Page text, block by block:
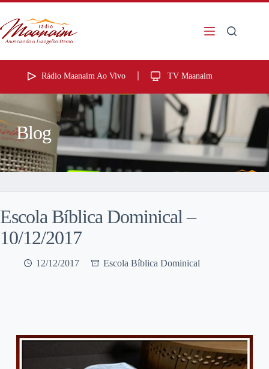
Rádio Maanaim Ao Vivo TV Maanaim
Blog
Escola Bíblica Dominical –
10/12/2017
12/12/2017 Escola Bíblica Dominical